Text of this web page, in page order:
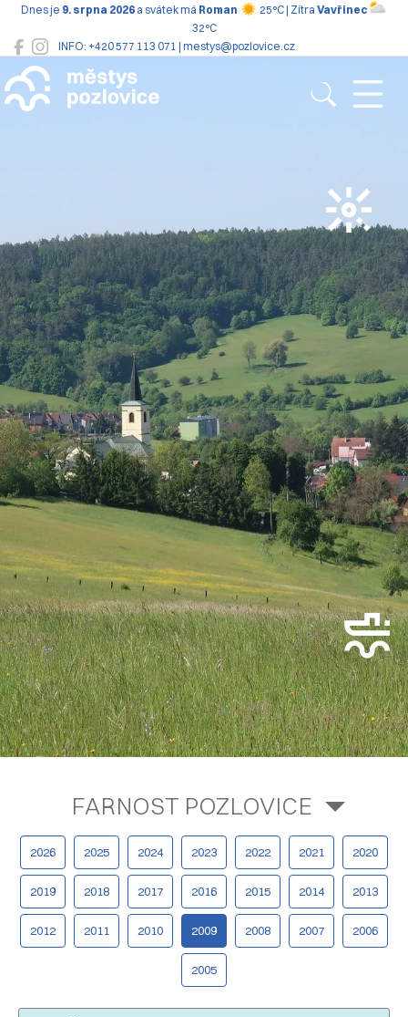
INFO: +420 577 113 071 | mestys@pozlovice.cz
Dnes je 9. srpna 2026 a svátek má Roman 25°C | Zítra Vavřinec
32°C
Pozlovice
FARNOST POZLOVICE
2026 2025 2024 2023 2022 2021 2020
2019 2018 2017 2016 2015 2014 2013
2012 2011 2010 2009 2008 2007 2006
2005